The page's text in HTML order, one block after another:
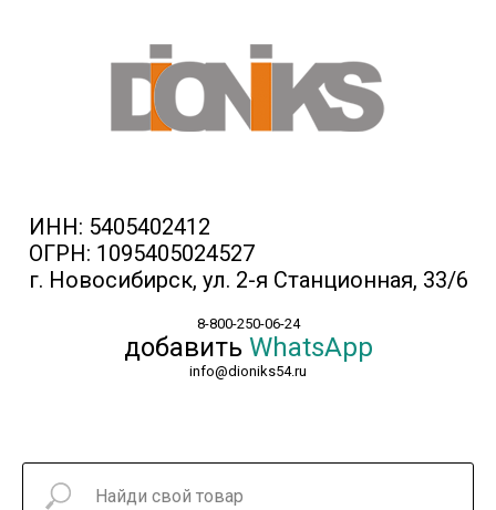
ИНН: 5405402412
ОГРН: 1095405024527
г. Новосибирск, ул. 2-я Станционная, 33/6
8-800-250-06-24
добавить WhatsApp
info@dioniks54.ru